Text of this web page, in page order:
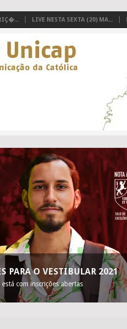
LIVE NESTA SEXTA (20) MA...
PARA O VESTIBULAR 2021
com inscrições abertas